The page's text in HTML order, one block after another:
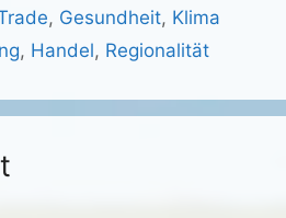
, Gesundheit, Klima
, Handel, Regionalität